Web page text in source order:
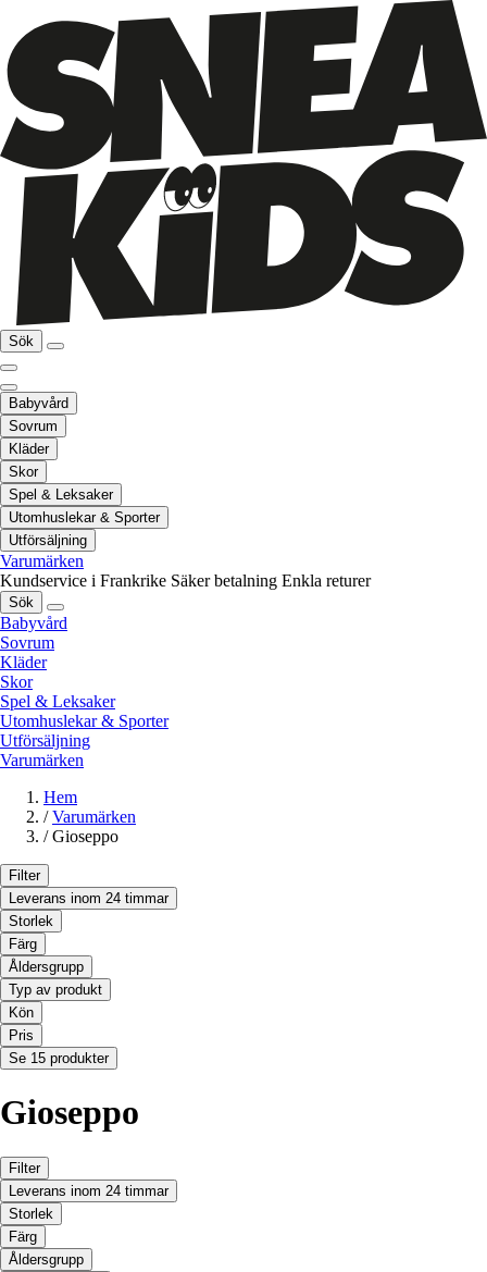
Sök
Babyvård
Sovrum
Kläder
Skor
Spel & Leksaker
Utomhuslekar & Sporter
Utförsäljning
Varumärken
Kundservice i Frankrike Säker betalning Enkla returer
Sök
Babyvård
Sovrum
Kläder
Skor
Spel & Leksaker
Utomhuslekar & Sporter
Utförsäljning
Varumärken
Hem
/ Varumärken
/ Gioseppo
Filter
Leverans inom 24 timmar
Storlek
Färg
Åldersgrupp
Typ av produkt
Kön
Pris
Se 15 produkter
Gioseppo
Filter
Leverans inom 24 timmar
Storlek
Färg
Åldersgrupp